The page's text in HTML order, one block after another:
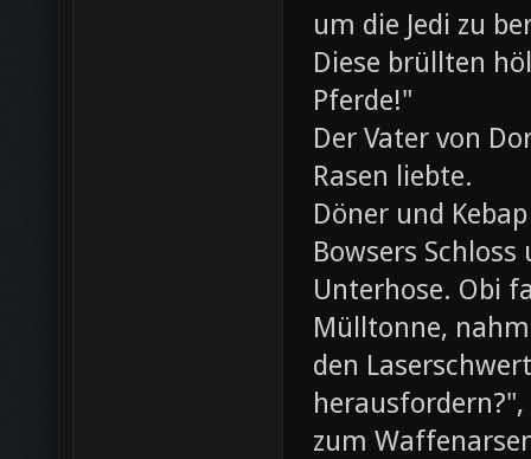
um die Jedi zu
Diese brüllten
Pferde!"
Der Vater von
Rasen liebte.
Döner und
Bowsers
Unterhose. Obi
Mülltonne,
den
zum